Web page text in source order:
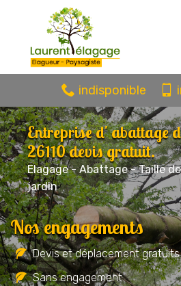
indisponible
Entreprise d' abattage
26110 devis gratuit.
Elagage - Abattage - Taille
jardin
Nos engagements
Devis et déplacement gratuits
Sans engagement